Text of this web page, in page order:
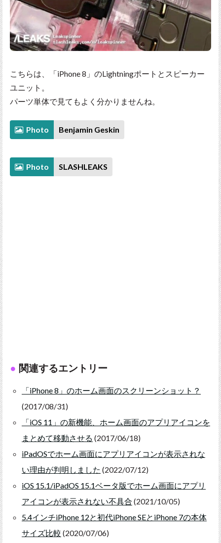
こちらは、「iPhone 8」のLightningポートとスピーカー
ユニット。
パーツ単体で見てもよく分かりませんね。
Photo Benjamin Geskin
Photo SLASHLEAKS
関連するエントリー
「iPhone 8」のホーム画面のスクリーンショット？
(2017/08/31)
「iOS 11」の新機能、ホーム画面のアプリアイコンを
まとめて移動させる (2017/06/18)
iPadOSでホーム画面にアプリアイコンが表示されな
い理由が判明しました (2022/07/12)
iOS 15.1/iPadOS 15.1ベータ版でホーム画面にアプリ
アイコンが表示されない不具合 (2021/10/05)
5.4インチiPhone 12と初代iPhone SEとiPhone 7の本体
サイズ比較 (2020/07/06)